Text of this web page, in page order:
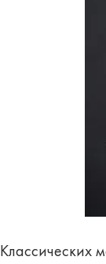
Классических